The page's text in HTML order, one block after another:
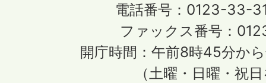
電話番号：0123-33-
ファックス番号：
開庁時間：午前8時45分か
（土曜・日曜・祝